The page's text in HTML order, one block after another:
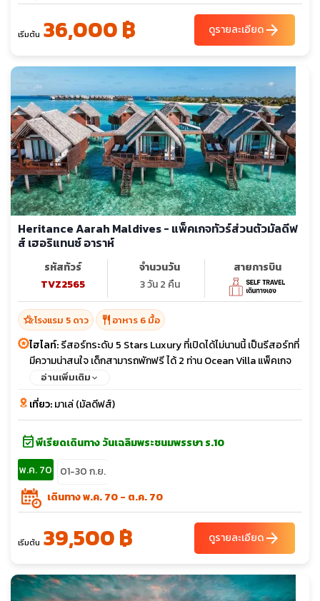
เริ่มต้น 36,000 ฿ ดูรายละเอียดarrow_forward
Heritance Aarah Maldives - แพ็คเกจทัวร์ส่วนตัวมัลดีฟ
ส์ เฮอริแทนซ์ อาราห์
รหัสทัวร์
TVZ2565
จำนวนวัน
3 วัน 2 คืน
สายการบิน
hotel_classโรงแรม 5 ดาว restaurant อาหาร 6 มื้อ
ไฮไลท์:รีสอร์ทระดับ 5 Stars Luxury ที่เปิดได้ไม่นานนี้ เป็นรีสอร์ทที่
มีความน่าสนใจ เด็กสามารถพักฟรี ได้ 2 ท่าน Ocean Villa แพ็คเกจ
Premium Allinclusive House reef มีปะการังภายในรีสอร์ท
อ่านเพิ่มเติม
เที่ยว:มาเล่ (มัลดีฟส์)
event_availableพีเรียดเดินทาง วันเฉลิมพระชนมพรรษา ร.10
พ.ค. 70
01-30 ก.ย.
เดินทาง พ.ค. 70 - ต.ค. 70
เริ่มต้น 39,500 ฿ ดูรายละเอียดarrow_forward